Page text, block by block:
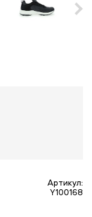
Артикул:
Y100168